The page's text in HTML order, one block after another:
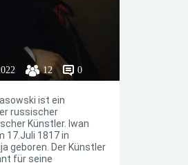
12 0
ist ein
russischer
Künstler. Iwan
17.Juli 1817 in
geboren. Der Künstler
für seine